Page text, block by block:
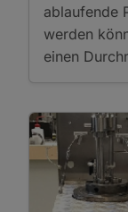
Organische
Petrologie
Gesteinen
Radio
ablaufende
werden
einen